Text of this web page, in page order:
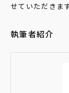
せていただきます
執筆者紹介